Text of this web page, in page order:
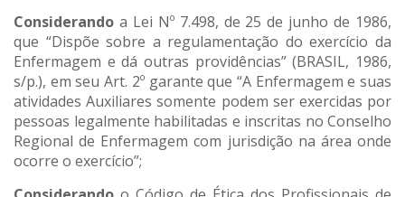
Considerando a Lei Nº 7.498, de 25 de junho de 1986,
que “Dispõe sobre a regulamentação do exercício da
Enfermagem e dá outras providências” (BRASIL, 1986,
s/p.), em seu Art. 2º garante que “A Enfermagem e suas
atividades Auxiliares somente podem ser exercidas por
pessoas legalmente habilitadas e inscritas no Conselho
Regional de Enfermagem com jurisdição na área onde
ocorre o exercício”;